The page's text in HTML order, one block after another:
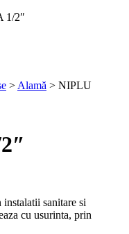
1/2″
> Alamă > NIPLU
sanitare si
cu usurinta, prin